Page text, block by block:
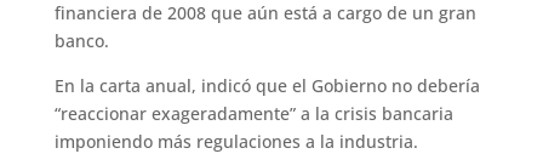
financiera de 2008 que aún está a cargo de un gran
banco.
En la carta anual, indicó que el Gobierno no debería
“reaccionar exageradamente” a la crisis bancaria
imponiendo más regulaciones a la industria.